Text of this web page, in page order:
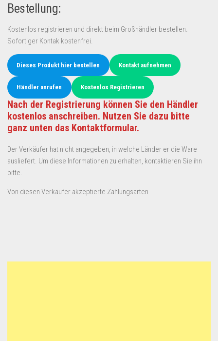
Bestellung:
Kostenlos registrieren und direkt beim Großhändler bestellen.
Sofortiger Kontak kostenfrei.
Dieses Produkt hier bestellen Kontakt aufnehmen
Händler anrufen Kostenlos Registrieren
Nach der Registrierung können Sie den Händler
kostenlos anschreiben. Nutzen Sie dazu bitte
ganz unten das Kontaktformular.
Der Verkäufer hat nicht angegeben, in welche Länder er die Ware
ausliefert. Um diese Informationen zu erhalten, kontaktieren Sie ihn
bitte.
Von diesen Verkäufer akzeptierte Zahlungsarten